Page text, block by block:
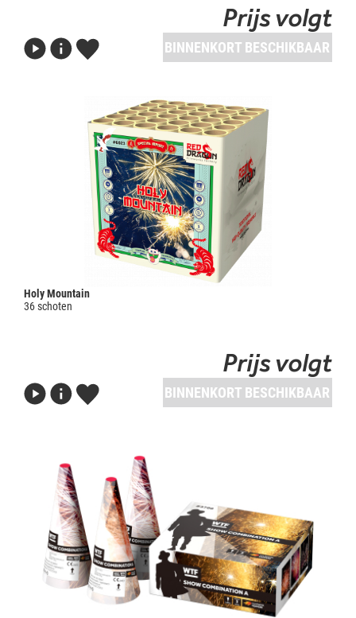
Prijs volgt
BINNENKORT BESCHIKBAAR
Holy Mountain
36 schoten
Prijs volgt
BINNENKORT BESCHIKBAAR